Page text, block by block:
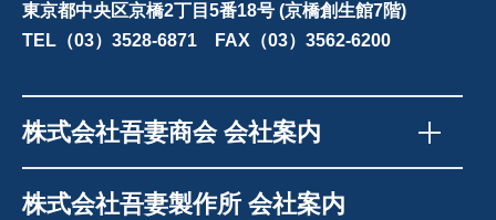
東京都中央区京橋2丁目5番18号 (京橋創生館7階)
TEL（03）3528-6871 FAX（03）3562-6200
株式会社吾妻商会 会社案内
株式会社吾妻製作所 会社案内